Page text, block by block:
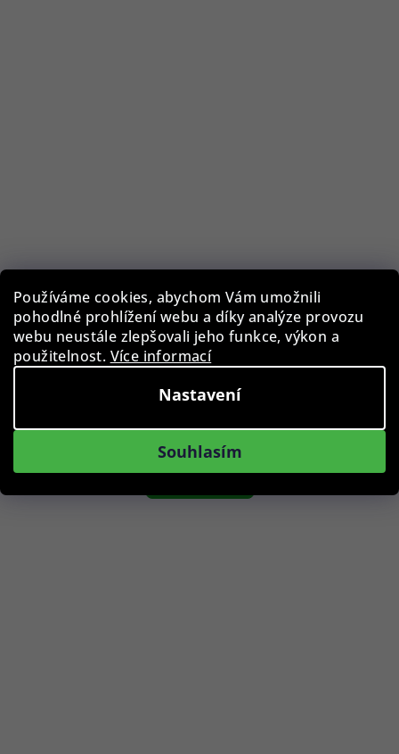
Používáme cookies, abychom Vám umožnili
pohodlné prohlížení webu a díky analýze provozu
webu neustále zlepšovali jeho funkce, výkon a
použitelnost. Více informací
Nastavení
Souhlasím
Prsten SWATCH Pure Night JRB024-6
Do košíku